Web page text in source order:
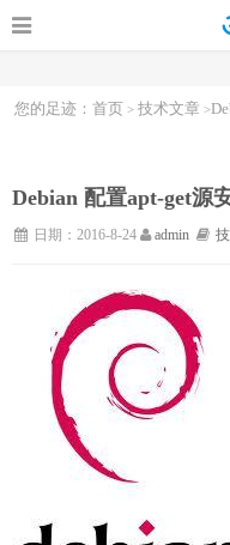
您的足迹： 首页 > 技术文章 >
Debian 配置apt-get源
日期：2016-8-24 admin